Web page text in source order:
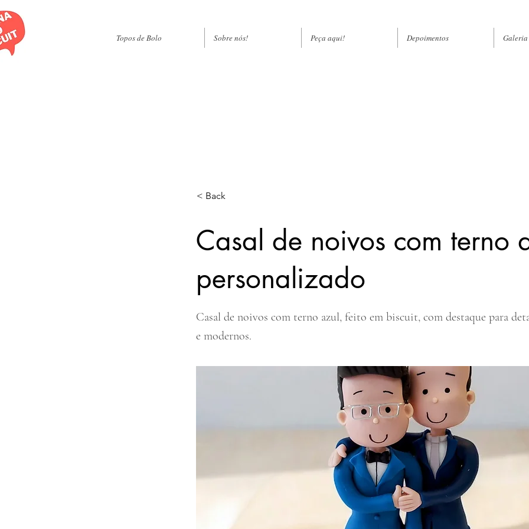
Topos de Bolo Sobre nós! Peça aqui! Depoimentos Galeria
< Back
Casal de noivos com terno
personalizado
Casal de noivos com terno azul, feito em biscuit, com destaque para
e modernos.